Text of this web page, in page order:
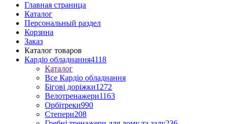
Главная страница
Каталог
Персональный раздел
Корзина
Заказ
Каталог товаров
Кардіо обладнання4118
Каталог
Все Кардіо обладнання
Бігові доріжки1272
Велотренажери1163
Орбітреки990
Степери208